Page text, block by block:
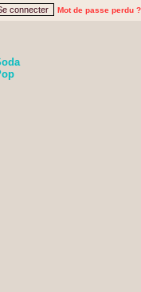
Mot de passe perdu ?